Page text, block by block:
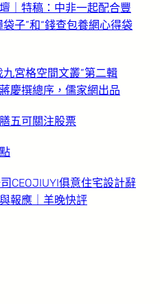
｜特稿：中非一起配合豐
子”和“錢查包養網心得袋
九宮格空間文叢”第二輯
慶撰總序，儒家網出品
五可關注股票
CEOJIUYI俱意住宅設計辭
報應｜羊晚快評